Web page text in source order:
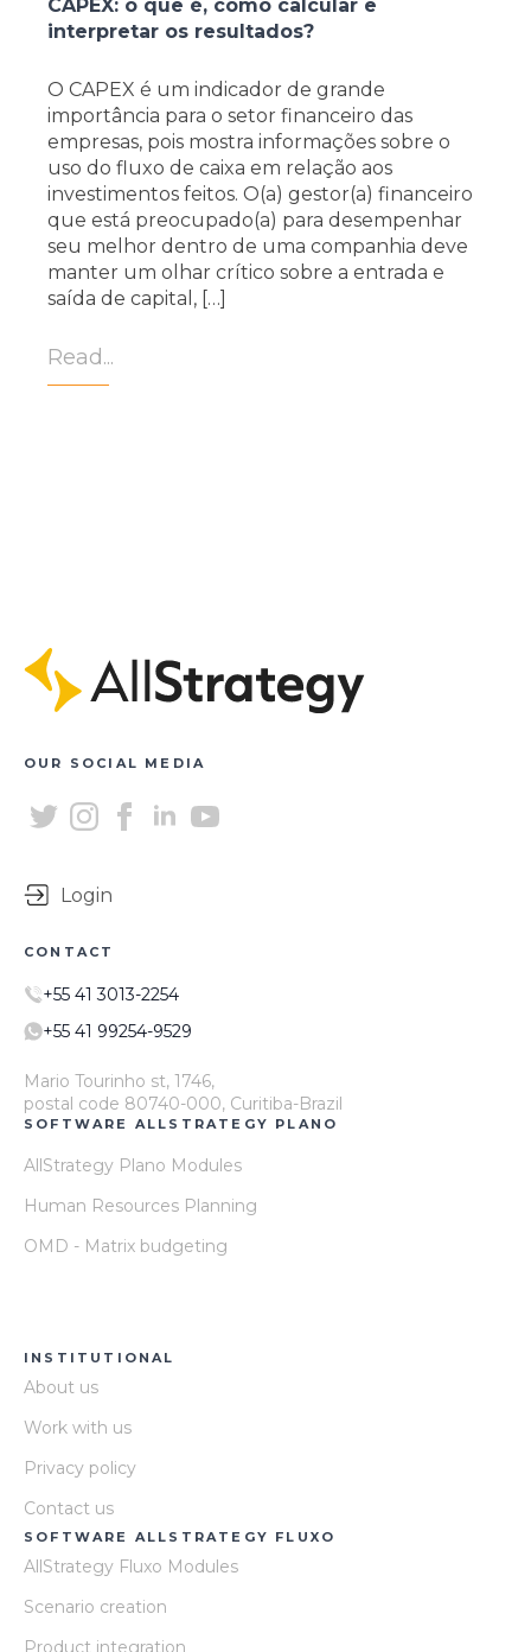
CAPEX: o que é, como calcular e
interpretar os resultados?
O CAPEX é um indicador de grande
importância para o setor financeiro das
empresas, pois mostra informações sobre o
uso do fluxo de caixa em relação aos
investimentos feitos. O(a) gestor(a) financeiro
que está preocupado(a) para desempenhar
seu melhor dentro de uma companhia deve
manter um olhar crítico sobre a entrada e
saída de capital, […]
Read...
OUR SOCIAL MEDIA
Login
CONTACT
+55 41 3013-2254
+55 41 99254-9529
Mario Tourinho st, 1746,
postal code 80740-000, Curitiba-Brazil
SOFTWARE ALLSTRATEGY PLANO
AllStrategy Plano Modules
Human Resources Planning
OMD - Matrix budgeting
INSTITUTIONAL
About us
Work with us
Privacy policy
Contact us
SOFTWARE ALLSTRATEGY FLUXO
AllStrategy Fluxo Modules
Scenario creation
Product integration